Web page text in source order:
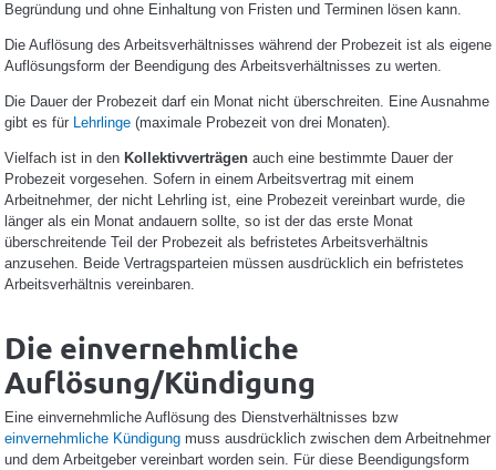
Begründung und ohne Einhaltung von Fristen und Terminen lösen kann.
Die Auflösung des Arbeitsverhältnisses während der Probezeit ist als eigene
Auflösungsform der Beendigung des Arbeitsverhältnisses zu werten.
Die Dauer der Probezeit darf ein Monat nicht überschreiten. Eine Ausnahme
gibt es für Lehrlinge(maximale Probezeit von drei Monaten).
Vielfach ist in den Kollektivverträgenauch eine bestimmte Dauer der
Probezeit vorgesehen. Sofern in einem Arbeitsvertrag mit einem
Arbeitnehmer, der nicht Lehrling ist, eine Probezeit vereinbart wurde, die
länger als ein Monat andauern sollte, so ist der das erste Monat
überschreitende Teil der Probezeit als befristetes Arbeitsverhältnis
anzusehen. Beide Vertragsparteien müssen ausdrücklich ein befristetes
Arbeitsverhältnis vereinbaren.
Die einvernehmliche
Auflösung/Kündigung
Eine einvernehmliche Auflösung des Dienstverhältnisses bzw
einvernehmliche Kündigungmuss ausdrücklich zwischen dem Arbeitnehmer
und dem Arbeitgeber vereinbart worden sein. Für diese Beendigungsform